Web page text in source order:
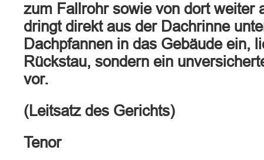
zum Fallrohr sowie von dort weiter
dringt direkt aus der Dachrinne
Dachpfannen in das Gebäude ein,
Rückstau, sondern ein
vor.
(Leitsatz des Gerichts)
Tenor